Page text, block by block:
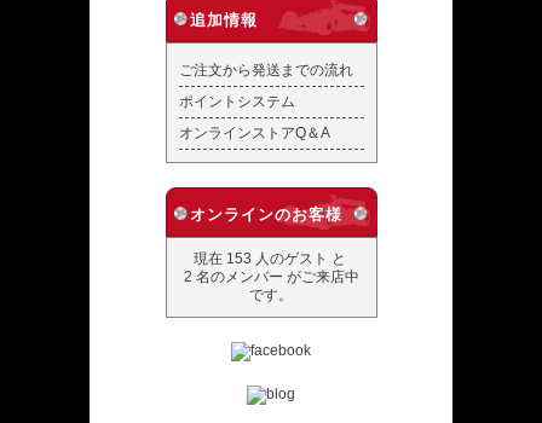
追加情報
ご注文から発送までの流れ
ポイントシステム
オンラインストアQ＆A
オンラインのお客様
現在 153 人のゲスト と
2 名のメンバー がご来店中
です。